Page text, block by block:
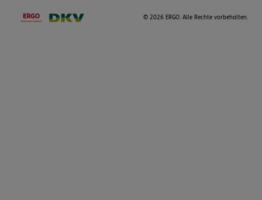
© 2026 ERGO. Alle Rechte vorbehalten.